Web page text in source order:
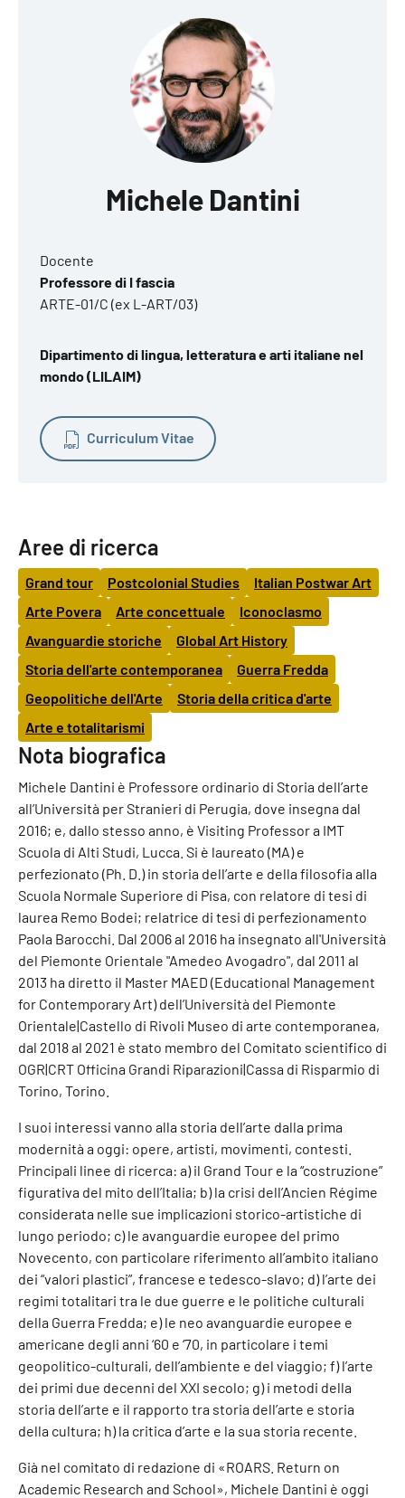
Michele Dantini
Docente
Professore di I fascia
ARTE-01/C (ex L-ART/03)
Dipartimento di lingua, letteratura e arti italiane nel
mondo (LILAIM)
Curriculum Vitae
Aree di ricerca
Grand tour Postcolonial Studies
Italian Postwar Art
Arte Povera
Arte concettuale
Iconoclasmo
Avanguardie storiche
Global Art History
Storia dell'arte contemporanea
Guerra Fredda
Geopolitiche dell'Arte
Storia della critica d'arte
Arte e totalitarismi
Nota biografica
Michele Dantini è Professore ordinario di Storia dell’arte
all’Università per Stranieri di Perugia, dove insegna dal
2016; e, dallo stesso anno, è Visiting Professor a IMT
Scuola di Alti Studi, Lucca. Si è laureato (MA) e
perfezionato (Ph. D.) in storia dell’arte e della filosofia alla
Scuola Normale Superiore di Pisa, con relatore di tesi di
laurea Remo Bodei; relatrice di tesi di perfezionamento
Paola Barocchi. Dal 2006 al 2016 ha insegnato all'Università
del Piemonte Orientale "Amedeo Avogadro", dal 2011 al
2013 ha diretto il Master MAED (Educational Management
for Contemporary Art) dell’Università del Piemonte
Orientale|Castello di Rivoli Museo di arte contemporanea,
dal 2018 al 2021 è stato membro del Comitato scientifico di
OGR|CRT Officina Grandi Riparazioni|Cassa di Risparmio di
Torino, Torino.
I suoi interessi vanno alla storia dell’arte dalla prima
modernità a oggi: opere, artisti, movimenti, contesti.
Principali linee di ricerca: a) il Grand Tour e la “costruzione”
figurativa del mito dell’Italia; b) la crisi dell’Ancien Régime
considerata nelle sue implicazioni storico-artistiche di
lungo periodo; c) le avanguardie europee del primo
Novecento, con particolare riferimento all’ambito italiano
dei “valori plastici”, francese e tedesco-slavo; d) l’arte dei
regimi totalitari tra le due guerre e le politiche culturali
della Guerra Fredda; e) le neo avanguardie europee e
americane degli anni ‘60 e ‘70, in particolare i temi
geopolitico-culturali, dell’ambiente e del viaggio; f) l’arte
dei primi due decenni del XXI secolo; g) i metodi della
storia dell’arte e il rapporto tra storia dell’arte e storia
della cultura; h) la critica d’arte e la sua storia recente.
Già nel comitato di redazione di «ROARS. Return on
Academic Research and School», Michele Dantini è oggi